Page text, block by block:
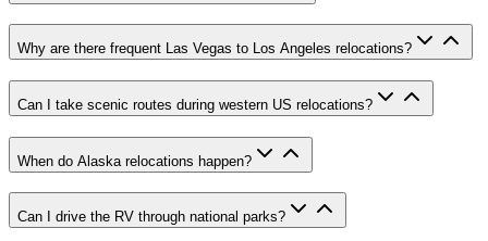
Why are there frequent Las Vegas to Los Angeles relocations?
Can I take scenic routes during western US relocations?
When do Alaska relocations happen?
Can I drive the RV through national parks?